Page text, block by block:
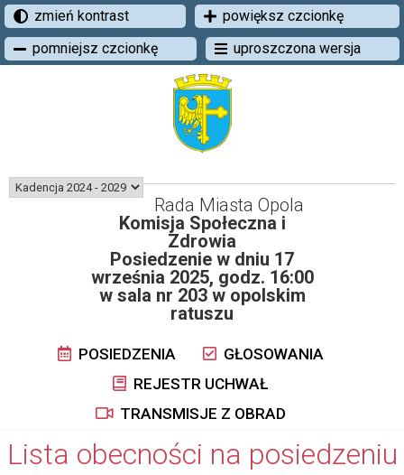
zmień kontrast
powiększ czcionkę
pomniejsz czcionkę
uproszczona wersja
Rada Miasta Opola
Komisja Społeczna i
Zdrowia
Posiedzenie w dniu 17
września 2025, godz. 16:00
w sala nr 203 w opolskim
ratuszu
POSIEDZENIA
GŁOSOWANIA
REJESTR UCHWAŁ
TRANSMISJE Z OBRAD
Lista obecności na posiedzeniu